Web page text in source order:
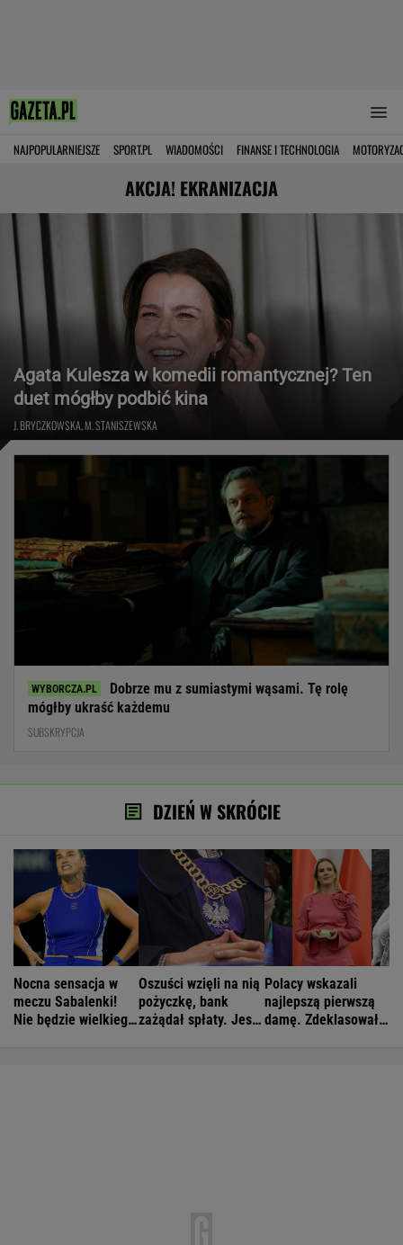
NAJPOPULARNIEJSZE SPORT.PL WIADOMOŚCI FINANSE I TECHNOLOGIA
AKCJA! EKRANIZACJA
Agata Kulesza w komedii romantycznej? Ten
duet mógłby podbić kina
J. BRYCZKOWSKA, M. STANISZEWSKA
Dobrze mu z sumiastymi wąsami. Tę rolę
mógłby ukraść każdemu
SUBSKRYPCJA
DZIEŃ W SKRÓCIE
Nocna sensacja w
meczu Sabalenki!
Nie będzie wielkiego
Oszuści wzięli na nią
pożyczkę, bank
zażądał spłaty. Jest
Polacy wskazali
najlepszą pierwszą
damę. Zdeklasowała